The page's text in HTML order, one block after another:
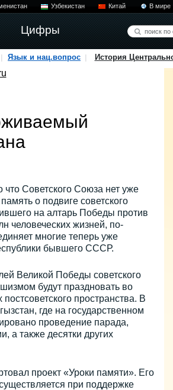
Узбекистан Китай В мире
Цифры
Язык и нац.вопрос История
что Советского Союза нет уже
о подвиге советского
на алтарь Победы против
человеческих жизней, по-
многие теперь уже
бывшего СССР.
Великой Победы советского
будут праздновать во
постсоветского пространства. В
где на государственном
проведение парада,
а также десятки других
проект «Уроки памяти». Его
при поддержке